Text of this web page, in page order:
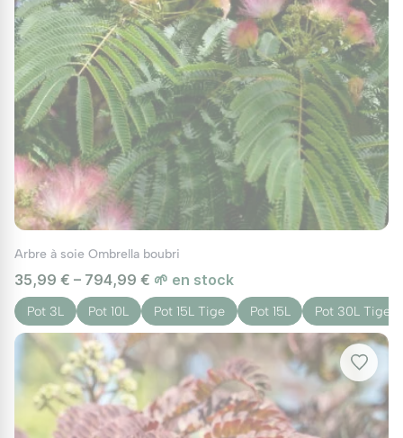
Arbre à soie Ombrella boubri
35,99 € – 794,99 € 🌱 en stock
Pot 3L Pot 10L Pot 15L Tige Pot 15L Pot 30L Tige